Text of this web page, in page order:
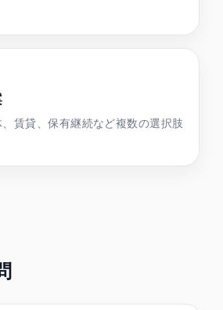
賃貸、保有継続など複数の選択肢